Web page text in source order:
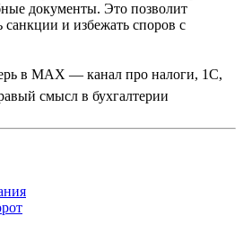
документы. Это позволит
санкции и избежать споров с
в MAX — канал про налоги, 1С,
смысл в бухгалтерии